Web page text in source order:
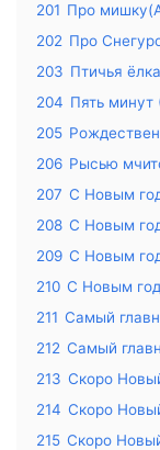
201 Про
202 Про
203 Птичья
204 Пять минут
205
206 Рысью
207 С Новым
208 С Новым
209 С Новым
210 С Новым
211 Самый
212 Самый
213 Скоро
214 Скоро
215 Скоро